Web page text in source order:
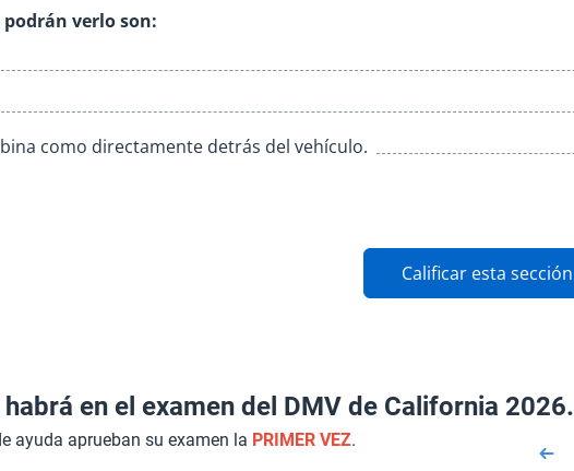
verlo son:
como directamente detrás del vehículo.
Calificar esta sección
en el examen del DMV de California 2026.
ayuda aprueban su examen la PRIMER VEZ.